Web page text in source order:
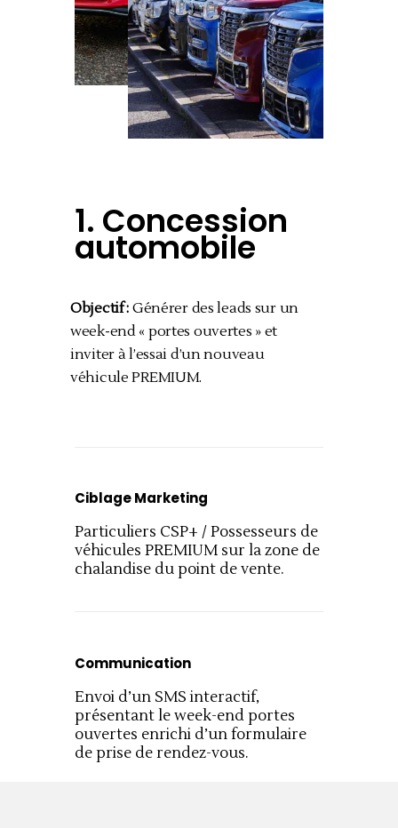
1. Concession
automobile
Objectif : Générer des leads sur un
week-end « portes ouvertes » et
inviter à l’essai d’un nouveau
véhicule PREMIUM.
Ciblage Marketing
Particuliers CSP+ / Possesseurs de
véhicules PREMIUM sur la zone de
chalandise du point de vente.
Communication
Envoi d’un SMS interactif,
présentant le week-end portes
ouvertes enrichi d’un formulaire
de prise de rendez-vous.